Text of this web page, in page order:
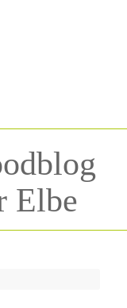
Elbe